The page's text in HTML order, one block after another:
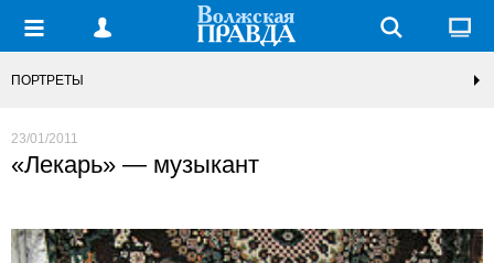
ПОРТРЕТЫ
23/01/2011
«Лекарь» — музыкант